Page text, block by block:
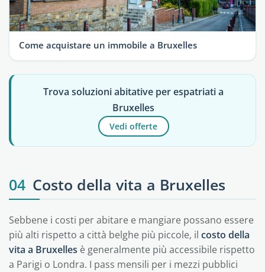
Come acquistare un immobile a Bruxelles
Trova soluzioni abitative per espatriati a
Bruxelles
Vedi offerte
04 Costo della vita a Bruxelles
Sebbene i costi per abitare e mangiare possano essere
più alti rispetto a città belghe più piccole, il costo della
vita a Bruxelles è generalmente più accessibile rispetto
a Parigi o Londra. I pass mensili per i mezzi pubblici